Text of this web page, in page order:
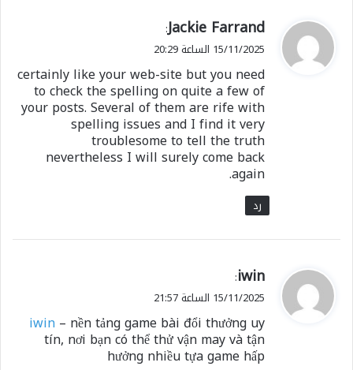
ي
ق
ل
Jackie Farrand
:
15/11/2025 الساعة 20:29
certainly like your web-site but you need
to check the spelling on quite a few of
your posts. Several of them are rife with
spelling issues and I find it very
troublesome to tell the truth
nevertheless I will surely come back
again.
رد
ي
ق
ل
iwin
:
15/11/2025 الساعة 21:57
iwin– nền tảng game bài đổi thưởng uy
tín, nơi bạn có thể thử vận may và tận
hưởng nhiều tựa game hấp